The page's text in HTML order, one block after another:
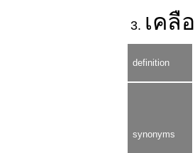
3. เคลื
definition
synonyms